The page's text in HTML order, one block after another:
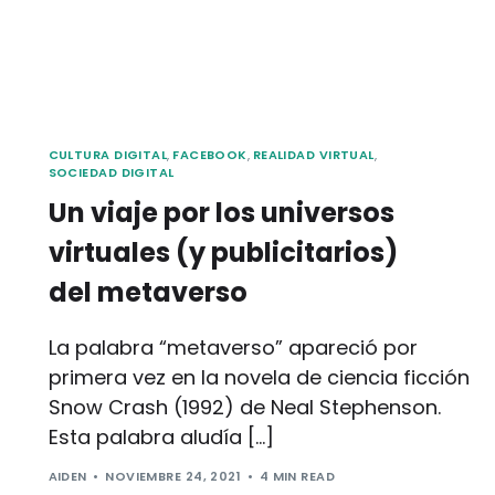
CULTURA DIGITAL, FACEBOOK, REALIDAD VIRTUAL,
SOCIEDAD DIGITAL
Un viaje por los universos
virtuales (y publicitarios)
del metaverso
La palabra “metaverso” apareció por
primera vez en la novela de ciencia ficción
Snow Crash (1992) de Neal Stephenson.
Esta palabra aludía […]
AIDEN NOVIEMBRE 24, 2021 4 MIN READ